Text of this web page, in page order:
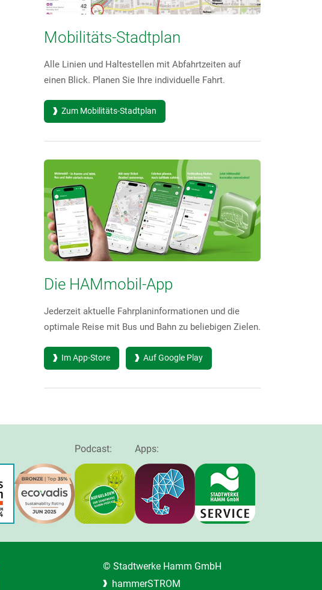
Mobilitäts-Stadtplan
Alle Linien und Haltestellen mit Abfahrtzeiten auf
einen Blick. Planen Sie Ihre individuelle Fahrt.
Zum Mobilitäts-Stadtplan
Die HAMmobil-App
Jederzeit aktuelle Fahrplaninformationen und die
optimale Reise mit Bus und Bahn zu beliebigen Zielen.
Im App-Store Auf Google Play
Podcast: Apps:
© Stadtwerke Hamm GmbH
hammerSTROM